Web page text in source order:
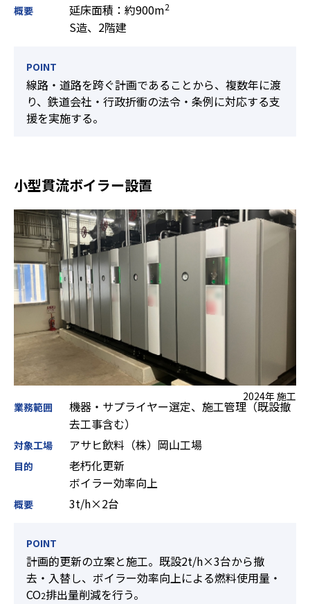
概要 延床面積：約900m2
S造、2階建
POINT
線路・道路を跨ぐ計画であることから、複数年に渡
り、鉄道会社・行政折衝の法令・条例に対応する支
援を実施する。
小型貫流ボイラー設置
2024年 施工
業務範囲
機器・サプライヤー選定、施工管理（既設撤
去工事含む）
対象工場 アサヒ飲料（株）岡山工場
目的
老朽化更新
ボイラー効率向上
概要 3t/h×2台
POINT
計画的更新の立案と施工。既設2t/h×3台から撤
去・入替し、ボイラー効率向上による燃料使用量・
CO2排出量削減を行う。